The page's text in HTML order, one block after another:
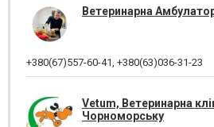
Ветеринарна
+380(67)557-60-41, +380(63)036-31-23
Vetum, Ветеринарна
Чорноморську